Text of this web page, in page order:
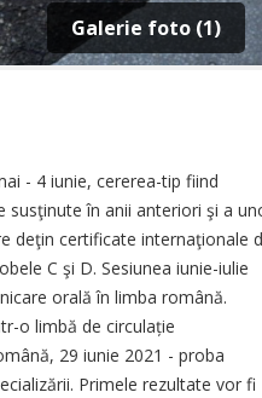
Galerie foto (1)
- 4 iunie, cere­rea-tip fiind
susţinute în anii anteriori şi a
­deţin certificate internaţionale
C şi D. Sesiunea iunie-iulie
orală în limba română.
o limbă de circulație
29 iunie 2021 - proba
Primele rezultate vor fi